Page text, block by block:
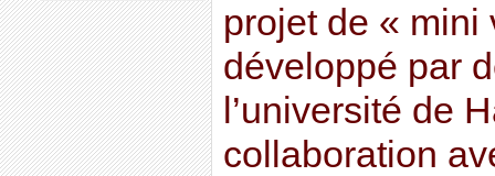
projet de « mini
développé par
l’université de
collaboration